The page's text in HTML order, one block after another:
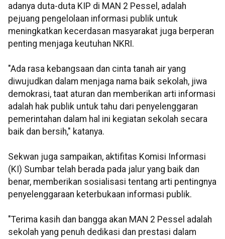
adanya duta-duta KIP di MAN 2 Pessel, adalah
pejuang pengelolaan informasi publik untuk
meningkatkan kecerdasan masyarakat juga berperan
penting menjaga keutuhan NKRI.
"Ada rasa kebangsaan dan cinta tanah air yang
diwujudkan dalam menjaga nama baik sekolah, jiwa
demokrasi, taat aturan dan memberikan arti informasi
adalah hak publik untuk tahu dari penyelenggaran
pemerintahan dalam hal ini kegiatan sekolah secara
baik dan bersih," katanya.
Sekwan juga sampaikan, aktifitas Komisi Informasi
(KI) Sumbar telah berada pada jalur yang baik dan
benar, memberikan sosialisasi tentang arti pentingnya
penyelenggaraan keterbukaan informasi publik.
"Terima kasih dan bangga akan MAN 2 Pessel adalah
sekolah yang penuh dedikasi dan prestasi dalam